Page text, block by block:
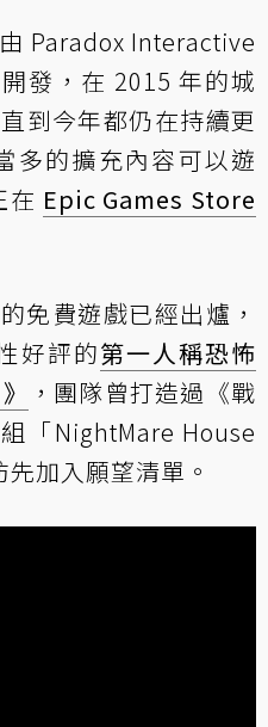
Paradox Interactive
發，在 2015 年的城
到今年都仍在持續更
多的擴充內容可以遊
在 Epic Games Store
免費遊戲已經出爐，
好評的第一人稱恐怖
，團隊曾打造過《戰
「NightMare House
加入願望清單。